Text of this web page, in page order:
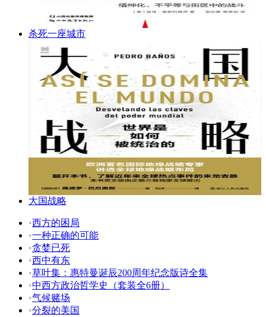
杀死一座城市
大国战略
•西方的困局
•一种正确的可能
•贪婪已死
•西中有东
•草叶集：惠特曼诞辰200周年纪念版诗全集
•中西方政治哲学史（套装全6册）
•气候赌场
•分裂的美国